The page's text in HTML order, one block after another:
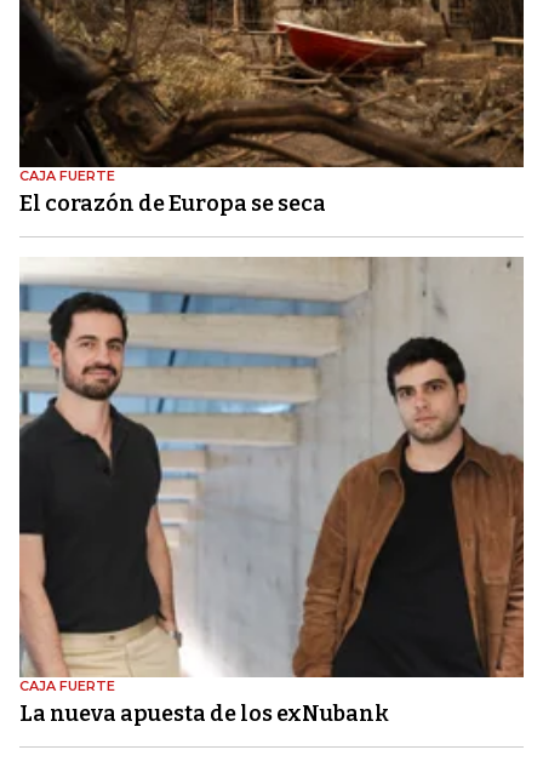
CAJA FUERTE
El corazón de Europa se seca
CAJA FUERTE
La nueva apuesta de los exNubank